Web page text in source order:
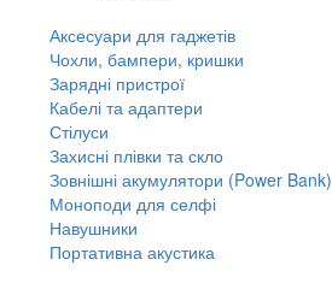
Аксесуари для гаджетів
Чохли, бампери, кришки
Зарядні пристрої
Кабелі та адаптери
Стілуси
Захисні плівки та скло
Зовнішні акумулятори (Power Bank)
Моноподи для селфі
Навушники
Портативна акустика